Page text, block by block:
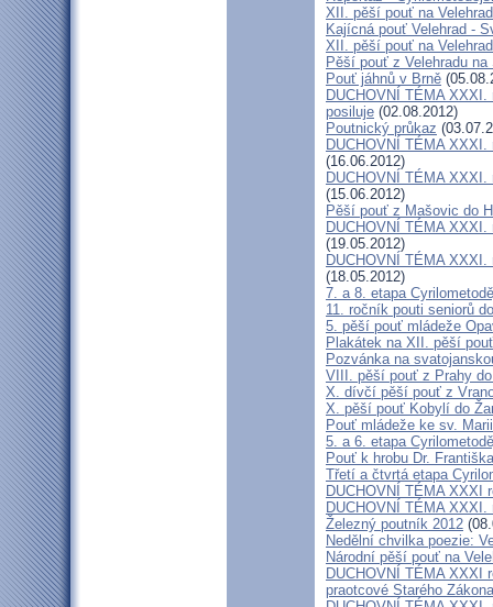
XII. pěší pouť na
Kajícná pouť Velehrad -
XII. pěší pouť na
Pěší pouť z Velehradu na
Pouť jáhnů v Brně
DUCHOVNÍ TÉMA
posiluje (02.08.2012)
Poutnický průkaz
DUCHOVNÍ TÉMA
(16.06.2012)
DUCHOVNÍ TÉMA
(15.06.2012)
Pěší pouť z Mašovic do
DUCHOVNÍ TÉMA
(19.05.2012)
DUCHOVNÍ TÉMA
(18.05.2012)
7. a 8. etapa
11. ročník pouti seniorů
5. pěší pouť mládeže
Plakátek na XII. pěší
Pozvánka na
VIII. pěší pouť z Prahy
X. dívčí pěší pouť z
X. pěší pouť Kobylí do
Pouť mládeže ke sv.
5. a 6. etapa
Pouť k hrobu Dr.
Třetí a čtvrtá etapa
DUCHOVNÍ TÉMA XXXI
DUCHOVNÍ TÉMA
Železný poutník 2012
Nedělní chvilka poezie:
Národní pěší pouť na
DUCHOVNÍ TÉMA XXXI
praotcové Starého Zákona